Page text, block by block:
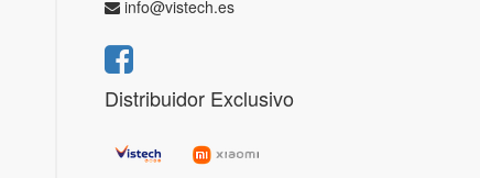
info@vistech.es
Distribuidor Exclusivo